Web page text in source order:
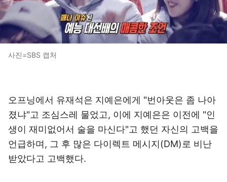
사진=SBS 캡처
오프닝에서 유재석은 지예은에게 "번아웃은 좀 나아
졌냐"고 조심스레 물었고, 이에 지예은은 이전에 "인
생이 재미없어서 술을 마신다"고 했던 자신의 고백을
언급하며, 그 후 많은 다이렉트 메시지(DM)로 비난
받았다고 고백했다.